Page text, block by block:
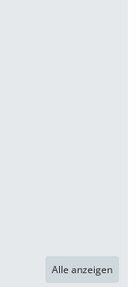
Alle anzeigen